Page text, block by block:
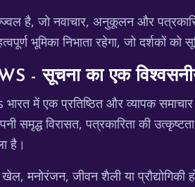
है, जो नवाचार, अनुकूलन और
भूमिका निभाता रहेगा, जो दर्शकों
- सूचना का एक
में एक प्रतिष्ठित और व्यापक
समृद्ध विरासत, पत्रकारिता की
है।
खेल, मनोरंजन, जीवन शैली या